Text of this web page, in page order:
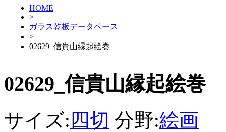
HOME
>
ガラス乾板データベース
>
02629_信貴山縁起絵巻
02629_信貴山縁起絵巻
サイズ: 四切 分野:絵画